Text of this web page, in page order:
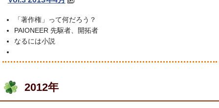
「著作権」って何だろう？
PAIONEER 先駆者、開拓者
なるには小説
2012年